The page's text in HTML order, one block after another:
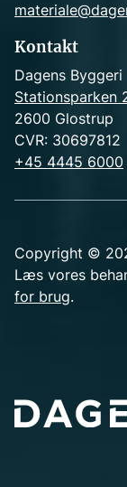
Kontakt
Dagens Byggeri
Stationsparken
2600 Glostrup
CVR: 30697812
+45 4445 6000
Copyright ©
Læs vores
for brug.